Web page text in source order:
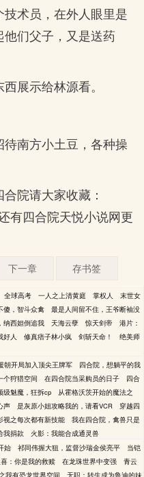
术员，在外人眼里是
们父子，又是送药
展示给林源看。
南方小土豆，各种操
院请大家收藏：
有四合院天悦小说网更
下一章 存书签
全球高考 一人之上清黄庭 掌权人
末世女
傻，智斗众禽
最是人间留不住，王爷断袖没
纳西妲倒追我 天海云孽 惊天剑帝
港片：
好人 修真痞子林小疯 剑斩天命！
绝美师
朝开局加入顶尖王牌军
四合院，想躺平的我
个狩猎空间 在四合院当采购员的日子
四合
级魅魔，狂拆cp
从霍格沃茨开始的魔法之
声 是灰原小姐攻略我的，请看VCR
穿越四
视之每次都有新技能
我在四合院，禽兽只是
我捐款 火影：我能合成通灵兽
始 祁同伟握大狙，监督沙瑞金侯亮平
当铠
：你是我的救赎 在龙珠世界中变强
青云
我有恐龙世界空间 无职：转生成为鲁迪的妹